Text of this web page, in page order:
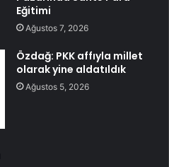
Eğitimi
Ağustos 7, 2026
Özdağ: PKK affıyla millet
olarak yine aldatıldık
Ağustos 5, 2026